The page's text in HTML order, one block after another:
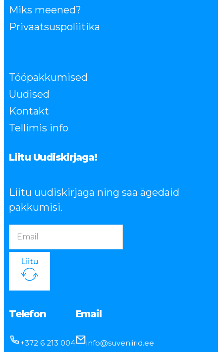
Miks meened?
Privaatsuspoliitika
Tööpakkumised
Uudised
Kontakt
Tellimis info
Liitu Uudiskirjaga!
Liitu uudiskirjaga ning saa ägedaid
pakkumisi.
Liitu
Telefon
+372 6 213 004
Email
info@suveniirid.ee